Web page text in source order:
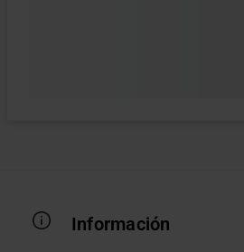
Información